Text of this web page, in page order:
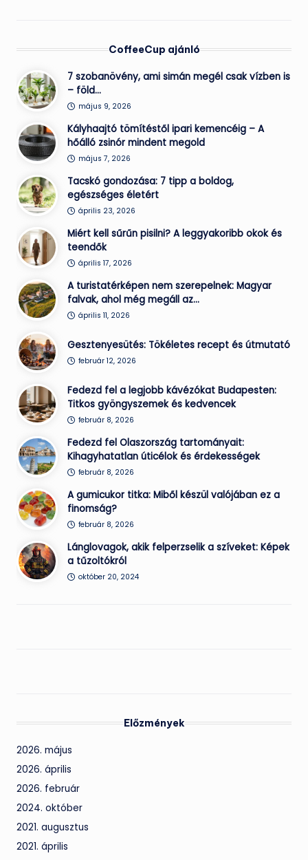
CoffeeCup ajánló
7 szobanövény, ami simán megél csak vízben is
– föld…
május 9, 2026
Kályhaajtó tömítéstől ipari kemencéig – A
hőálló zsinór mindent megold
május 7, 2026
Tacskó gondozása: 7 tipp a boldog,
egészséges életért
április 23, 2026
Miért kell sűrűn pisilni? A leggyakoribb okok és
teendők
április 17, 2026
A turistatérképen nem szerepelnek: Magyar
falvak, ahol még megáll az…
április 11, 2026
Gesztenyesütés: Tökéletes recept és útmutató
február 12, 2026
Fedezd fel a legjobb kávézókat Budapesten:
Titkos gyöngyszemek és kedvencek
február 8, 2026
Fedezd fel Olaszország tartományait:
Kihagyhatatlan úticélok és érdekességek
február 8, 2026
A gumicukor titka: Miből készül valójában ez a
finomság?
február 8, 2026
Lánglovagok, akik felperzselik a szíveket: Képek
a tűzoltókról
október 20, 2024
Előzmények
2026. május
2026. április
2026. február
2024. október
2021. augusztus
2021. április